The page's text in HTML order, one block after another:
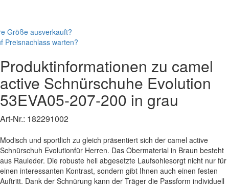
Größe ausverkauft?
Preisnachlass warten?
Produktinformationen zu camel
active Schnürschuhe Evolution
53EVA05-207-200 in grau
Art-Nr.: 182291002
Modisch und sportlich zu gleich präsentiert sich der camel active
Schnürschuh Evolutionfür Herren. Das Obermaterial in Braun besteht
aus Rauleder. Die robuste hell abgesetzte Laufsohlesorgt nicht nur für
einen interessanten Kontrast, sondern gibt Ihnen auch einen festen
Auftritt. Dank der Schnürung kann der Träger die Passform individuell